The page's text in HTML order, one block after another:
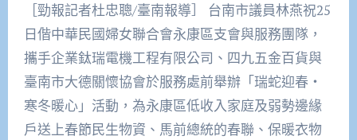
［勁報記者杜忠聰/臺南報導］ 台南市議員林燕祝25
日偕中華民國婦女聯合會永康區支會與服務團隊，
攜手企業鈦瑞電機工程有限公司、四九五金百貨與
臺南市大德關懷協會於服務處前舉辦「瑞蛇迎春‧
寒冬暖心」活動，為永康區低收入家庭及弱勢邊緣
戶送上春節民生物資、馬前總統的春聯、保暖衣物